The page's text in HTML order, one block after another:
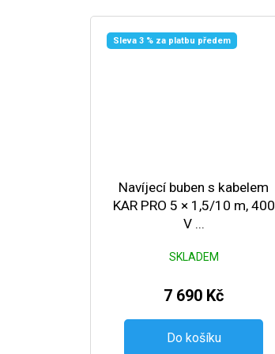
Sleva 3 % za platbu předem
Navíjecí buben s kabelem
KAR PRO 5 × 1,5/10 m, 400
V ...
SKLADEM
7 690 Kč
Do košíku